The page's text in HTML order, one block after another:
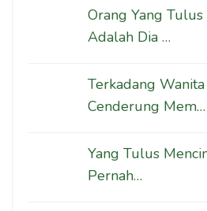
Orang Yang
Adalah Dia …
Terkadang
Cenderung Mem…
Yang Tulus
Pernah…